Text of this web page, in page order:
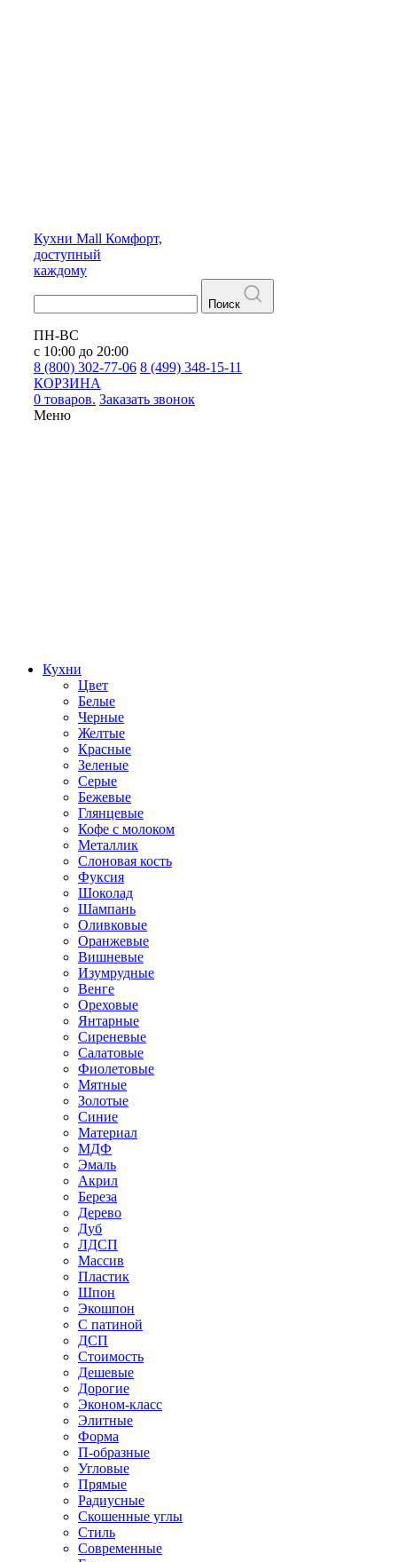
Кухни Mall Комфорт,
доступный
каждому
Поиск
ПН-ВС
с 10:00 до 20:00
8 (800) 302-77-06 8 (499) 348-15-11
КОРЗИНА
0 товаров. Заказать звонок
Меню
Кухни
Цвет
Белые
Черные
Желтые
Красные
Зеленые
Серые
Бежевые
Глянцевые
Кофе с молоком
Металлик
Слоновая кость
Фуксия
Шоколад
Шампань
Оливковые
Оранжевые
Вишневые
Изумрудные
Венге
Ореховые
Янтарные
Сиреневые
Салатовые
Фиолетовые
Мятные
Золотые
Синие
Материал
МДФ
Эмаль
Акрил
Береза
Дерево
Дуб
ЛДСП
Массив
Пластик
Шпон
Экошпон
С патиной
ДСП
Стоимость
Дешевые
Дорогие
Эконом-класс
Элитные
Форма
П-образные
Угловые
Прямые
Радиусные
Скошенные углы
Стиль
Современные